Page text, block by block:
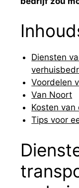
Diensten
Voordelen
Van Noort
Kosten
Tips voor